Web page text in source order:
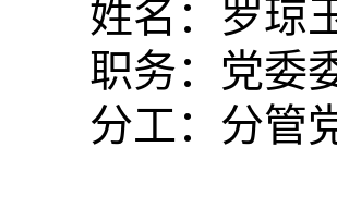
姓名：罗琼
职务：党委
分工：分管